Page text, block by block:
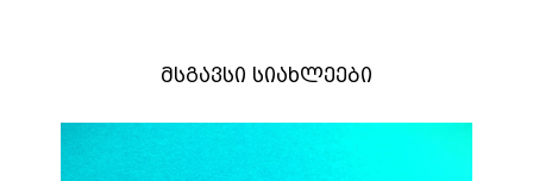
მსგავსი სიახლეები